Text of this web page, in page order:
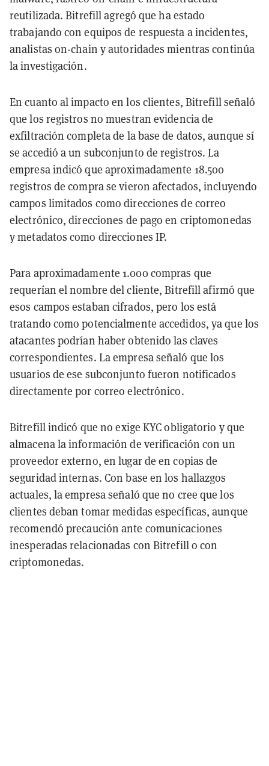
reutilizada. Bitrefill agregó que ha estado
trabajando con equipos de respuesta a incidentes,
analistas on-chain y autoridades mientras continúa
la investigación.
En cuanto al impacto en los clientes, Bitrefill señaló
que los registros no muestran evidencia de
exfiltración completa de la base de datos, aunque sí
se accedió a un subconjunto de registros. La
empresa indicó que aproximadamente 18.500
registros de compra se vieron afectados, incluyendo
campos limitados como direcciones de correo
electrónico, direcciones de pago en criptomonedas
y metadatos como direcciones IP.
Para aproximadamente 1.000 compras que
requerían el nombre del cliente, Bitrefill afirmó que
esos campos estaban cifrados, pero los está
tratando como potencialmente accedidos, ya que los
atacantes podrían haber obtenido las claves
correspondientes. La empresa señaló que los
usuarios de ese subconjunto fueron notificados
directamente por correo electrónico.
Bitrefill indicó que no exige KYC obligatorio y que
almacena la información de verificación con un
proveedor externo, en lugar de en copias de
seguridad internas. Con base en los hallazgos
actuales, la empresa señaló que no cree que los
clientes deban tomar medidas específicas, aunque
recomendó precaución ante comunicaciones
inesperadas relacionadas con Bitrefill o con
criptomonedas.